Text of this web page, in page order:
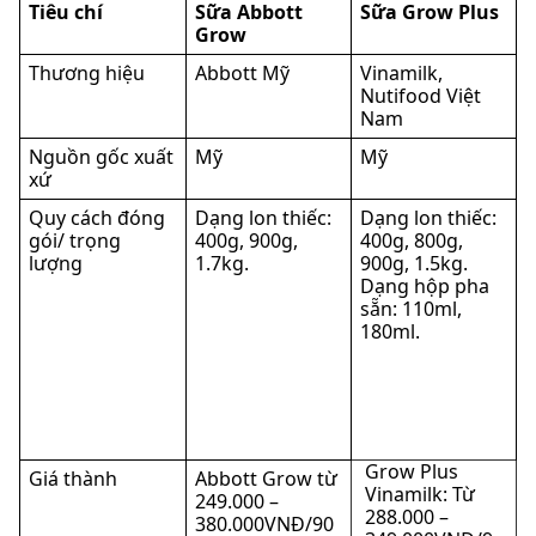
Tiêu chí
Sữa Abbott
Grow
Sữa Grow Plus
Thương hiệu Abbott Mỹ
Vinamilk,
Nutifood Việt
Nam
Nguồn gốc xuất
xứ
Mỹ Mỹ
Quy cách đóng
gói/ trọng
lượng
Dạng lon thiếc:
400g, 900g,
1.7kg.
Dạng lon thiếc:
400g, 800g,
900g, 1.5kg.
Dạng hộp pha
sẵn: 110ml,
180ml.
Giá thành
Abbott Grow từ
249.000 –
380.000VNĐ/90
Grow Plus
Vinamilk: Từ
288.000 –